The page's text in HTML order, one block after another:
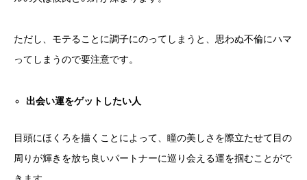
ただし、モテることに調子にのってしまうと、思わぬ不倫にハマ
ってしまうので要注意です。
出会い運をゲットしたい人
目頭にほくろを描くことによって、瞳の美しさを際立たせて目の
周りが輝きを放ち良いパートナーに巡り会える運を掴むことがで